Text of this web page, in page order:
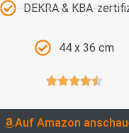
DEKRA & KBA-
44 x 36 cm
Auf Amazon